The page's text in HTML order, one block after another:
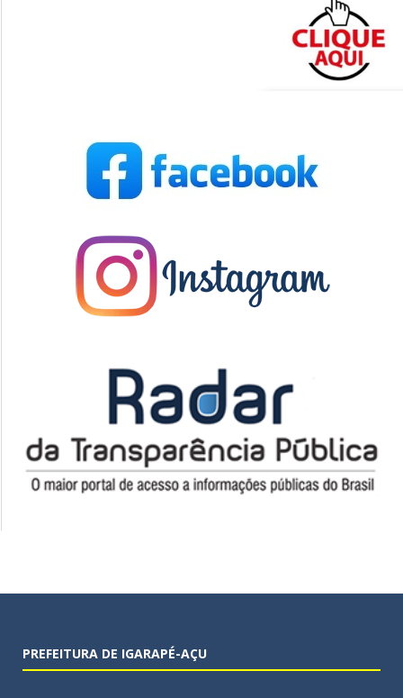
PREFEITURA DE IGARAPÉ-AÇU